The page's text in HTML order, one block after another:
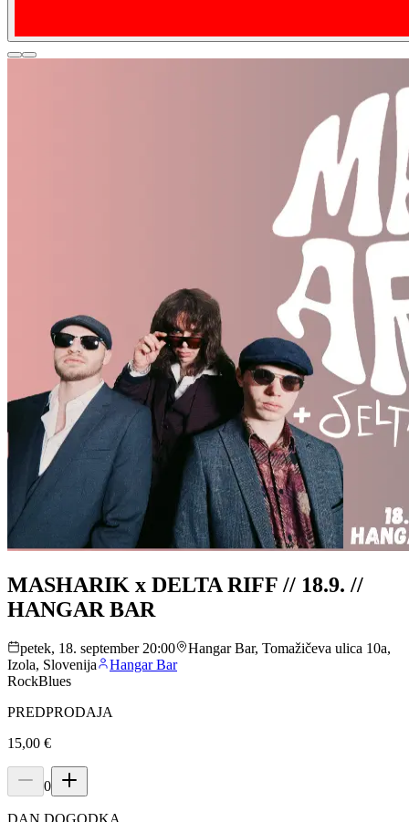
MASHARIK x DELTA RIFF // 18.9. //
HANGAR BAR
petek, 18. september 20:00
Hangar Bar, Tomažičeva ulica 10a,
Izola, Slovenija
Hangar Bar
RockBlues
PREDPRODAJA
15,00 €
0
DAN DOGODKA